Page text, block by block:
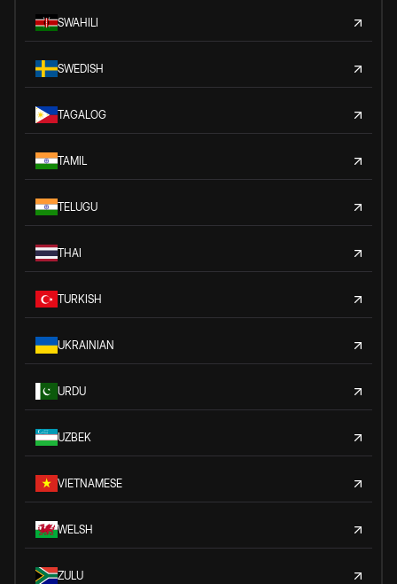
SWAHILI
SWEDISH
TAGALOG
TAMIL
TELUGU
THAI
TURKISH
UKRAINIAN
URDU
UZBEK
VIETNAMESE
WELSH
ZULU